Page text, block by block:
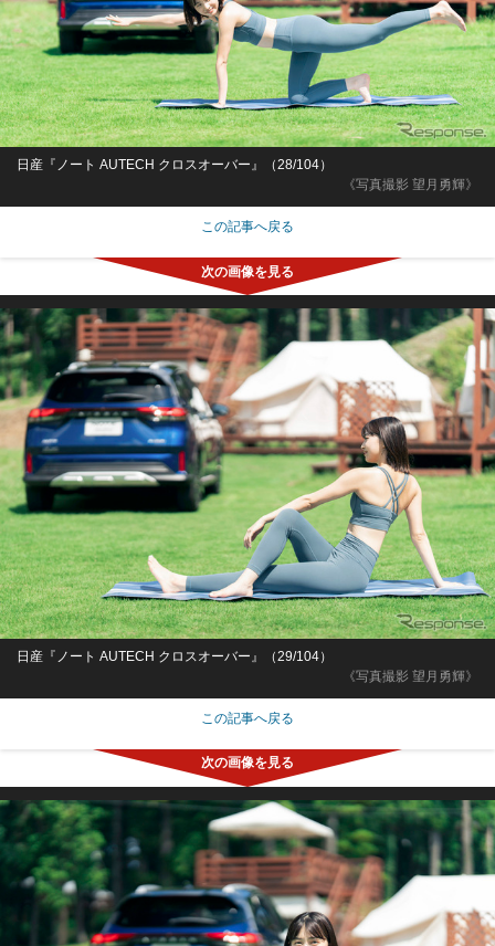
《写真撮影 望月勇輝》
日産『ノート AUTECH クロスオーバー』（28/104）
この記事へ戻る
《写真撮影 望月勇輝》
日産『ノート AUTECH クロスオーバー』（29/104）
この記事へ戻る